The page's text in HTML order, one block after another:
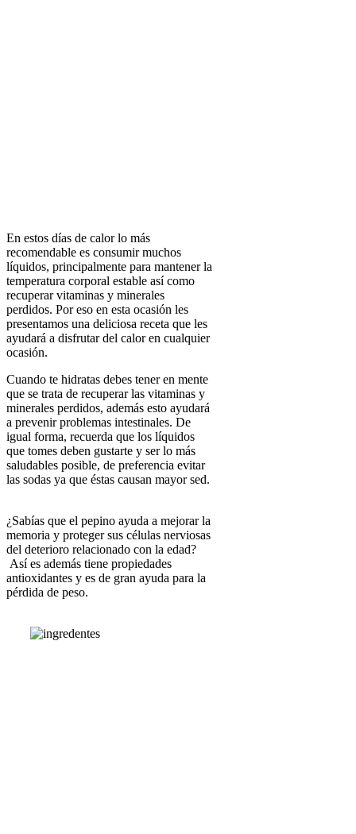
En estos días de calor lo más
recomendable es consumir muchos
líquidos, principalmente para mantener la
temperatura corporal estable así como
recuperar vitaminas y minerales
perdidos. Por eso en esta ocasión les
presentamos una deliciosa receta que les
ayudará a disfrutar del calor en cualquier
ocasión.
Cuando te hidratas debes tener en mente
que se trata de recuperar las vitaminas y
minerales perdidos, además esto ayudará
a prevenir problemas intestinales. De
igual forma, recuerda que los líquidos
que tomes deben gustarte y ser lo más
saludables posible, de preferencia evitar
las sodas ya que éstas causan mayor sed.
¿Sabías que el pepino ayuda a mejorar la
memoria y proteger sus células nerviosas
del deterioro relacionado con la edad?
Así es además tiene propiedades
antioxidantes y es de gran ayuda para la
pérdida de peso.